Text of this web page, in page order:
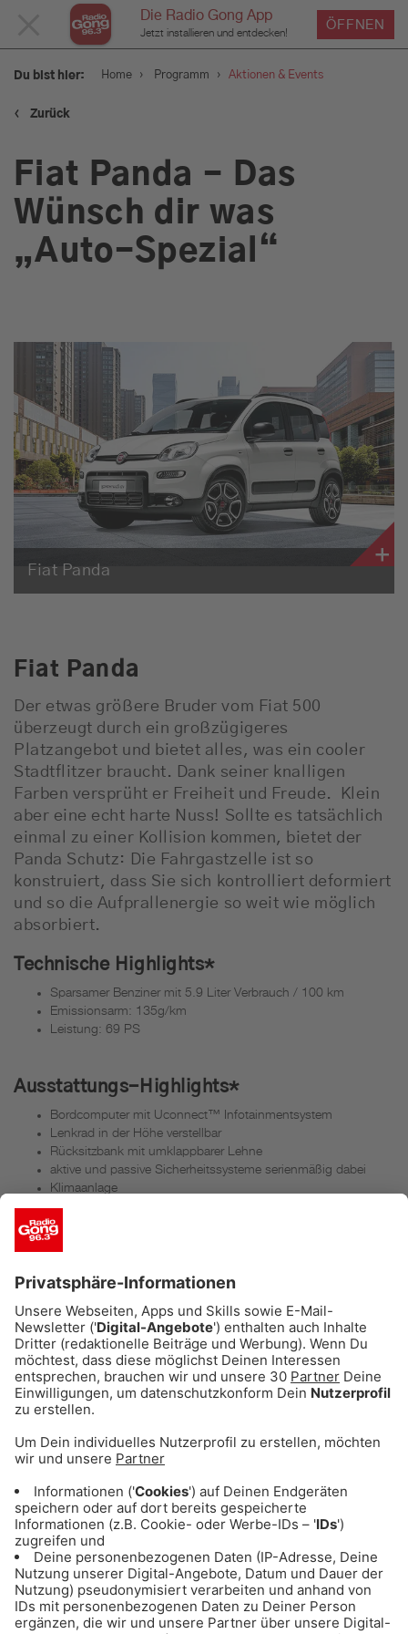
Die Radio Gong App
Jetzt installieren und entdecken!
ÖFFNEN
SCHLIESSEN
Programm
Aktionen & Events
Sendungen
Empfang
Webradio
Moderatoren
Team
Musik
Du bist hier: Home › Programm › Aktionen & Events
‹ Zurück
Fiat Panda - Das
Wünsch dir was
„Auto-Spezial“
Fiat Panda
Fiat Panda
Der etwas größere Bruder vom Fiat 500
überzeugt durch ein großzügigeres
Platzangebot und bietet alles, was ein cooler
Stadtflitzer braucht. Dank seiner knalligen
Farben versprüht er Freiheit und Freude. Klein
aber eine echt harte Nuss! Sollte es tatsächlich
einmal zu einer Kollision kommen, bietet der
Panda Schutz: Die Fahrgastzelle ist so
konstruiert, dass Sie sich kontrolliert deformiert
und so die Aufprallenergie so weit wie möglich
absorbiert.
Technische Highlights*
Sparsamer Benziner mit 5.9 Liter Verbrauch / 100 km
Emissionsarm: 135g/km
Leistung: 69 PS
Ausstattungs-Highlights*
Bordcomputer mit Uconnect™ Infotainmentsystem
Lenkrad in der Höhe verstellbar
Rücksitzbank mit umklappbarer Lehne
aktive und passive Sicherheitssysteme serienmäßig dabei
Klimaanlage
Nebelscheinwerfer
Und vieles mehr...
*Die Ausstattung der Gewinner-Autos kann – je nach
Verfügbarkeit der Fahrzeuge – von den hier gezeigten
Bespielfahrzeugen abweichen.
Ich will einen Fiat Panda:
*Teilnahmebedingungen
*Datenschutzerklärung